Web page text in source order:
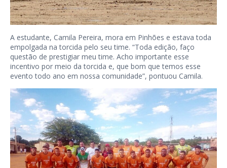
A estudante, Camila Pereira, mora em Pinhões e estava toda
empolgada na torcida pelo seu time. “Toda edição, faço
questão de prestigiar meu time. Acho importante esse
incentivo por meio da torcida e, que bom que temos esse
evento todo ano em nossa comunidade”, pontuou Camila.